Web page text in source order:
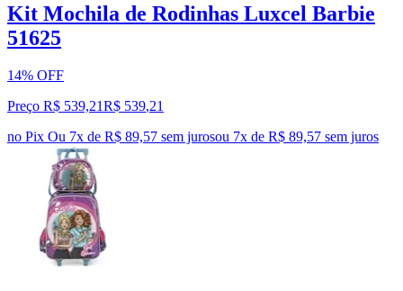
Kit Mochila de Rodinhas Luxcel Barbie
51625
14% OFF
Preço R$ 539,21R$ 539,21
no Pix Ou 7x de R$ 89,57 sem jurosou 7x de R$ 89,57 sem juros